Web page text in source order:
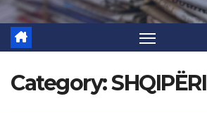
Category:SHQIPËRI